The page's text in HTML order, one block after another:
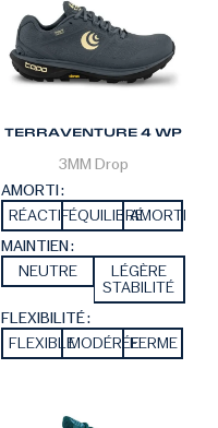
TERRAVENTURE 4 WP
3MM Drop
AMORTI :
RÉACTIFÉQUILIBRÉAMORTI
MAINTIEN :
NEUTRE
LÉGÈRE
STABILITÉ
FLEXIBILITÉ :
FLEXIBLEMODÉRÉEFERME